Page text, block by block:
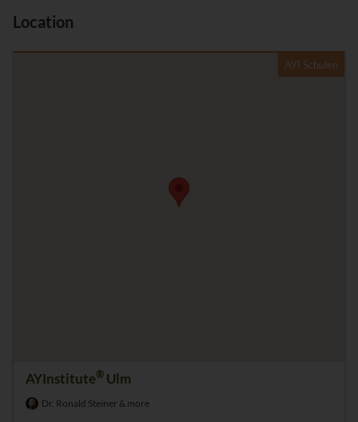
Location
AYI Schulen
AYInstitute® Ulm
Dr. Ronald Steiner & more